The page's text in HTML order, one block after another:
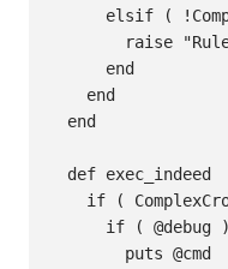
elsif (
raise
      end
    end
  end
  def exec_indeed
if (
      if ( @debug )
        puts @cmd